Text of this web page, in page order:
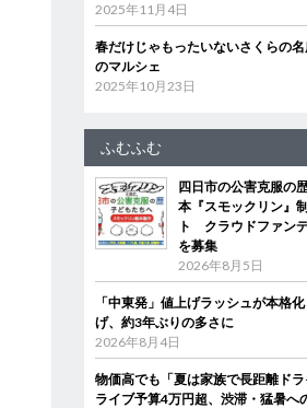
2025年11月4日
春だけじゃもったいないさくらの
のマルシェ
2025年10月23日
ふむふむ
四日市の公害克服の
本『スモックリン』
ト クラウドファン
を募集
2026年8月5日
「中東発」値上げラッシュが本格
げ、約3年ぶりの多さに
2026年8月4日
物価高でも「夏は家族で長距離ド
ライブ予算4万円超、渋滞・猛暑へ